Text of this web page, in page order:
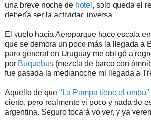
una breve noche de hotel , solo queda el
debería ser la actividad inversa.
El vuelo hacia Aeroparque hace escala en
que se demora un poco más la llegada a
paro general en Uruguay me obligó a
por Buquebus (mezcla de barco con
fue pasada la medianoche mi llegada a
Aquello de que "La Pampa tiene el ombú"
cierto, pero realmente vi poco y nada de
argentina. Seguro tocará volver, y ya